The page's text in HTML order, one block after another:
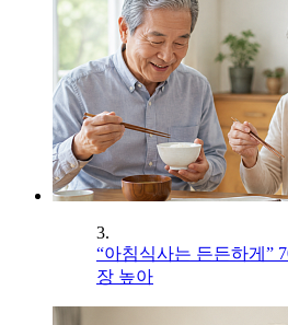
3.
“아침식사는 든든하게”
장 높아